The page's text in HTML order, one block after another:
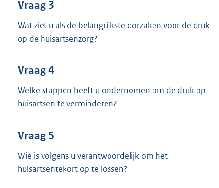
Vraag 3
Wat ziet u als de belangrijkste oorzaken voor de druk
op de huisartsenzorg?
Vraag 4
Welke stappen heeft u ondernomen om de druk op
huisartsen te verminderen?
Vraag 5
Wie is volgens u verantwoordelijk om het
huisartsentekort op te lossen?